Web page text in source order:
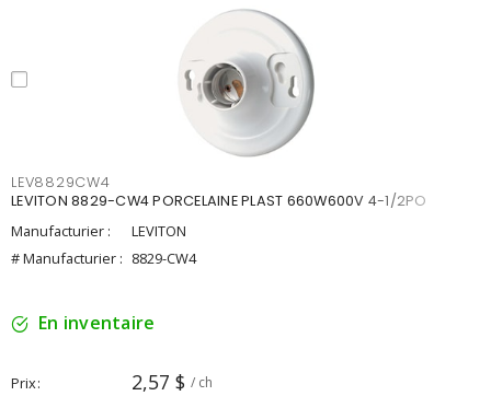
LEV8829CW4
LEVITON 8829-CW4 PORCELAINE PLAST 660W600V 4-1/2PO
Manufacturier :
LEVITON
# Manufacturier : 8829-CW4
En inventaire
Prix 2,57 $ / ch